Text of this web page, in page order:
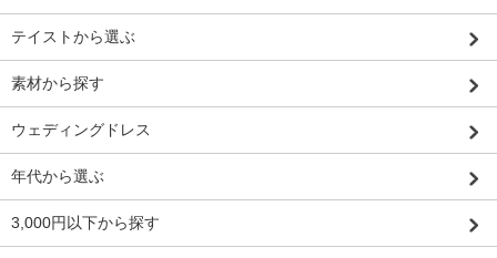
テイストから選ぶ
素材から探す
ウェディングドレス
年代から選ぶ
3,000円以下から探す